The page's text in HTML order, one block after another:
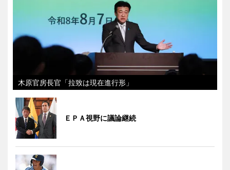
木原官房長官「拉致は現在進行形」
ＥＰＡ視野に議論継続